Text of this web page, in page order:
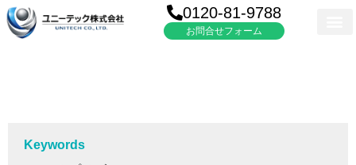
0120-81-9788
お問合せフォーム
Keywords